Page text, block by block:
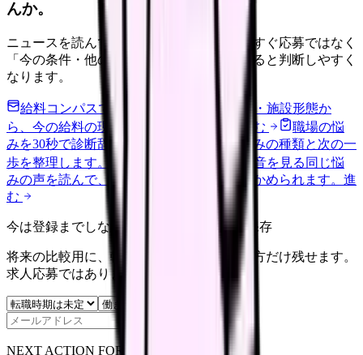
んか。
ニュースを読んで不安が強くなった時は、すぐ応募ではなく
「今の条件・他の選択肢・相談先」を分けると判断しやすく
なります。
給料コンパスで比較する
地域・経験年数・施設形態か
ら、今の給料の現在地を確認できます。 進む
職場の悩
みを30秒で診断辞めるべきか迷う前に、悩みの種類と次の一
歩を整理します。 進む 匿名掲示板で本音を見る 同じ悩
みの声を読んで、今の職場だけの問題か確かめられます。 進
む
今は登録までしない人向け: 希望条件だけ保存
将来の比較用に、転職時期と気になる働き方だけ残せます。
求人応募ではありません。
NEXT ACTION FOR CLINICS